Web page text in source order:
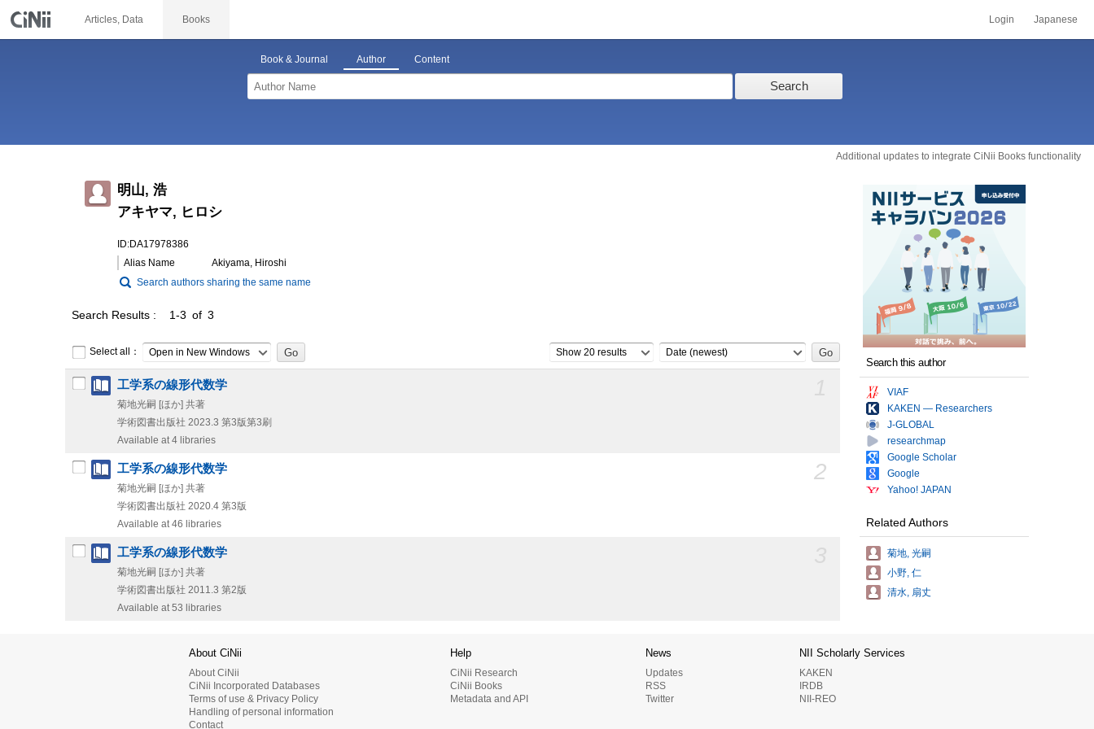
Articles, Data Books Login Japanese
Book & Journal Author Content
Search
Additional updates to integrate CiNii Books functionality
明山, 浩
アキヤマ, ヒロシ
ID:DA17978386
Alias Name
Akiyama, Hiroshi
Search authors sharing the same name
Search Results 1-3 of 3
Select all： Open in New Windows Show 20 results Date (newest)
工学系の線形代数学
菊地光嗣 [ほか] 共著
学術図書出版社 2023.3 第3版第3刷
Available at 4 libraries
2
工学系の線形代数学
菊地光嗣 [ほか] 共著
学術図書出版社 2020.4 第3版
Available at 46 libraries
工学系の線形代数学
菊地光嗣 [ほか] 共著
学術図書出版社 2011.3 第2版
Available at 53 libraries
Search this author
VIAF
KAKEN — Researchers
J-GLOBAL
researchmap
Google Scholar
Google
Yahoo! JAPAN
Related Authors
菊地, 光嗣
小野, 仁
清水, 扇丈
About CiNii
About CiNii
CiNii Incorporated Databases
Terms of use & Privacy Policy
Handling of personal information
Contact
Help
CiNii Research
CiNii Books
Metadata and API
News
Updates
RSS
Twitter
NII Scholarly Services
KAKEN
IRDB
NII-REO